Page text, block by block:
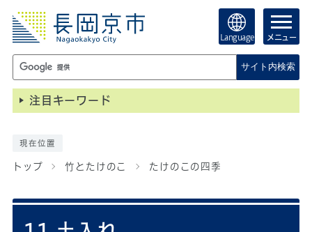
Language メニュー
サイト内検索
注目キーワード
現在位置
トップ 竹とたけのこ たけのこの四季